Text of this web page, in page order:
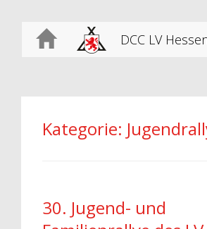
DCC LV
Kategorie:
30. Jugend- und